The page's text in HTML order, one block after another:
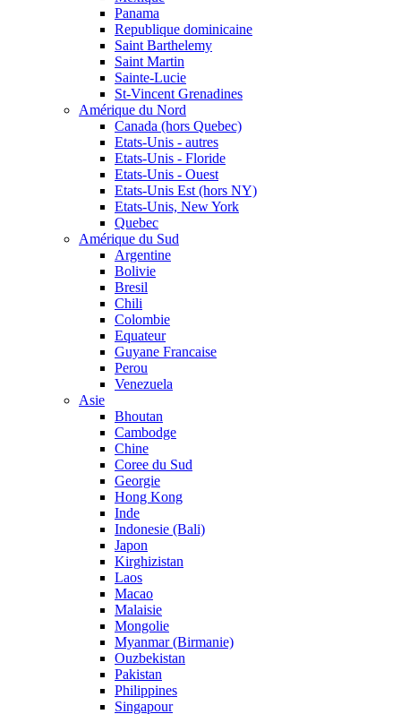
Panama
Republique dominicaine
Saint Barthelemy
Saint Martin
Sainte-Lucie
St-Vincent Grenadines
Amérique du Nord
Canada (hors Quebec)
Etats-Unis - autres
Etats-Unis - Floride
Etats-Unis - Ouest
Etats-Unis Est (hors NY)
Etats-Unis, New York
Quebec
Amérique du Sud
Argentine
Bolivie
Bresil
Chili
Colombie
Equateur
Guyane Francaise
Perou
Venezuela
Asie
Bhoutan
Cambodge
Chine
Coree du Sud
Georgie
Hong Kong
Inde
Indonesie (Bali)
Japon
Kirghizistan
Laos
Macao
Malaisie
Mongolie
Myanmar (Birmanie)
Ouzbekistan
Pakistan
Philippines
Singapour